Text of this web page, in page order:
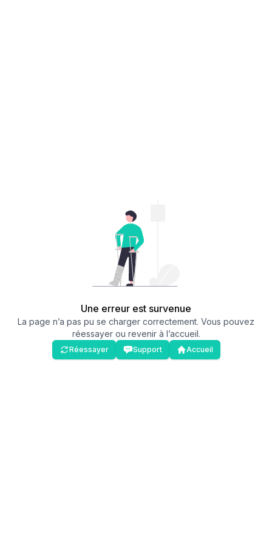
Une erreur est survenue
La page n’a pas pu se charger correctement. Vous pouvez
réessayer ou revenir à l’accueil.
Réessayer Support Accueil